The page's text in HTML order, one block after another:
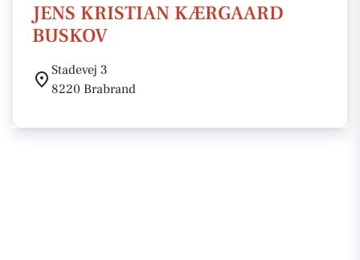
JENS KRISTIAN KÆRGAARD
BUSKOV
Stadevej 3
8220 Brabrand